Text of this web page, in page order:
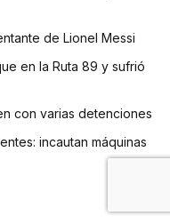
de Lionel Messi
en la Ruta 89 y sufrió
con varias detenciones
incautan máquinas